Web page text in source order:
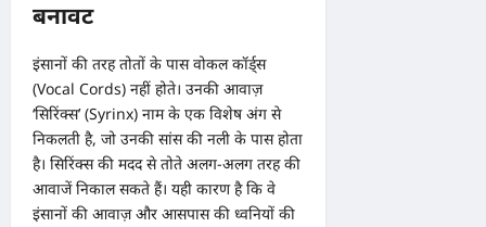
बनावट
इंसानों की तरह तोतों के पास वोकल कॉर्ड्स
(Vocal Cords) नहीं होते। उनकी आवाज़
‘सिरिंक्स’ (Syrinx) नाम के एक विशेष अंग से
निकलती है, जो उनकी सांस की नली के पास होता
है। सिरिंक्स की मदद से तोते अलग-अलग तरह की
आवाजें निकाल सकते हैं। यही कारण है कि वे
इंसानों की आवाज़ और आसपास की ध्वनियों की